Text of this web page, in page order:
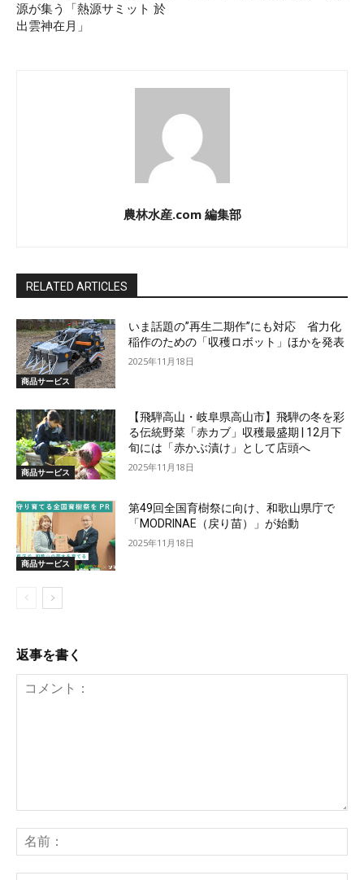
源が集う「熱源サミット 於
出雲神在月」
農林水産.com 編集部
RELATED ARTICLES
商品サービス
いま話題の”再生二期作”にも対応 省力化
稲作のための「収穫ロボット」ほかを発表
2025年11月18日
商品サービス
【飛騨高山・岐阜県高山市】飛騨の冬を彩
る伝統野菜「赤カブ」収穫最盛期 | 12月下
旬には「赤かぶ漬け」として店頭へ
2025年11月18日
商品サービス
第49回全国育樹祭に向け、和歌山県庁で
「MODRINAE（戻り苗）」が始動
2025年11月18日
返事を書く
ン
ト：
前